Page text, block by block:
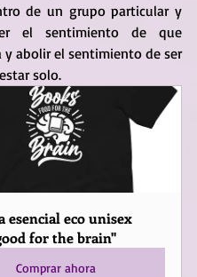
de un grupo particular y
el sentimiento de que
y abolir el sentimiento de ser
solo.
esencial eco unisex
for the brain"
Comprar ahora